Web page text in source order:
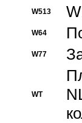
W513
W64
W77
WT